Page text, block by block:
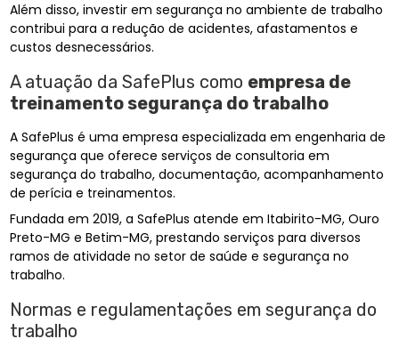
Além disso, investir em segurança no ambiente de trabalho
contribui para a redução de acidentes, afastamentos e
custos desnecessários.
A atuação da SafePlus como empresa de
treinamento segurança do trabalho
A SafePlus é uma empresa especializada em engenharia de
segurança que oferece serviços de consultoria em
segurança do trabalho, documentação, acompanhamento
de perícia e treinamentos.
Fundada em 2019, a SafePlus atende em Itabirito-MG, Ouro
Preto-MG e Betim-MG, prestando serviços para diversos
ramos de atividade no setor de saúde e segurança no
trabalho.
Normas e regulamentações em segurança do
trabalho